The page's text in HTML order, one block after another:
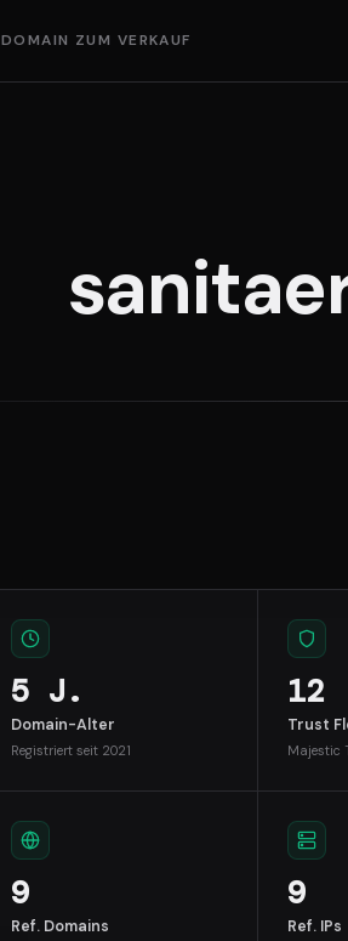
DOMAIN ZUM VERKAUF
5 J.
Domain-Alter
Registriert seit 2021
12
Trust
Majestic
9
Ref. Domains
9
Ref. IPs